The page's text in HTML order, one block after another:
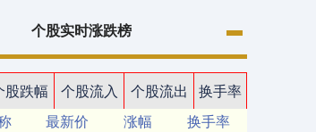
个股实时涨跌榜
股跌幅 个股流入 个股流出
换手率
最新价 涨幅
换手率